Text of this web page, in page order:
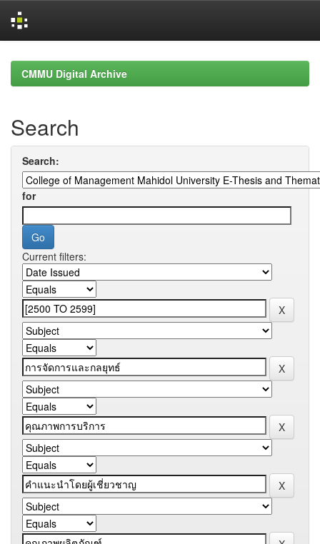
navigationCMMU Digital Archive
Search
Search:
for
Current filters: